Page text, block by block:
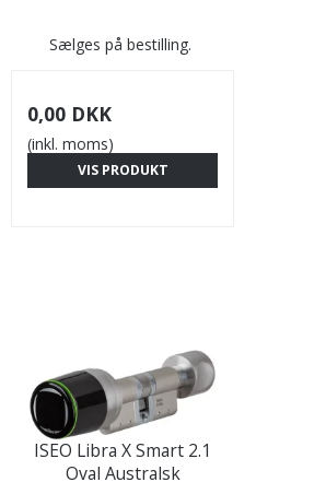
Sælges på bestilling.
0,00 DKK
(inkl. moms)
VIS PRODUKT
ISEO Libra X Smart 2.1
Oval Australsk